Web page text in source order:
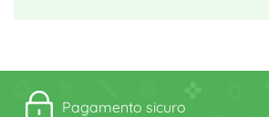
Pagamento sicuro